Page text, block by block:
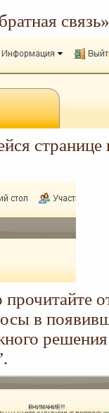
связь»
странице
в
решения